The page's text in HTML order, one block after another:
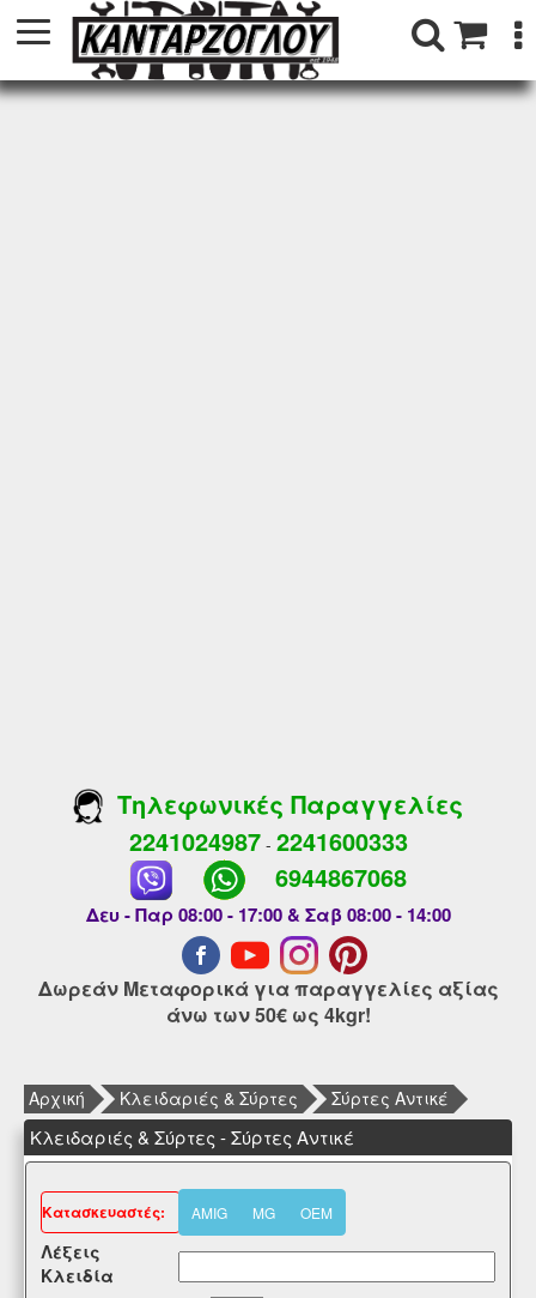
Τηλεφωνικές Παραγγελίες
2241024987- 2241600333
6944867068
Δευ - Παρ 08:00 - 17:00 & Σαβ 08:00 - 14:00
Δωρεάν Μεταφορικά για παραγγελίες αξίας
άνω των 50€ ως 4kgr!
Αρχική Κλειδαριές & Σύρτες Σύρτες Αντικέ
Κλειδαριές & Σύρτες - Σύρτες Αντικέ
Kατασκευαστές: AMIG MG OEM
Λέξεις
Κλειδία